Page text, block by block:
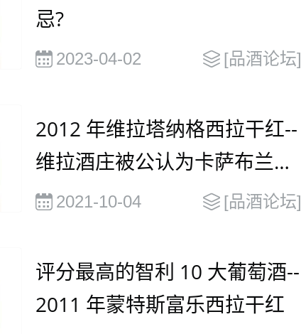
忌?
2023-04-02 [品酒论坛]
2012 年维拉塔纳格西拉干红--
维拉酒庄被公认为卡萨布兰卡
山谷最好的生产商之一
2021-10-04 [品酒论坛]
评分最高的智利 10 大葡萄酒--
2011 年蒙特斯富乐西拉干红